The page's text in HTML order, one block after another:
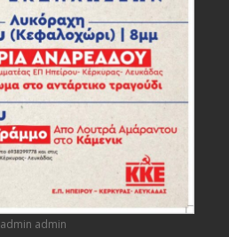
admin admin